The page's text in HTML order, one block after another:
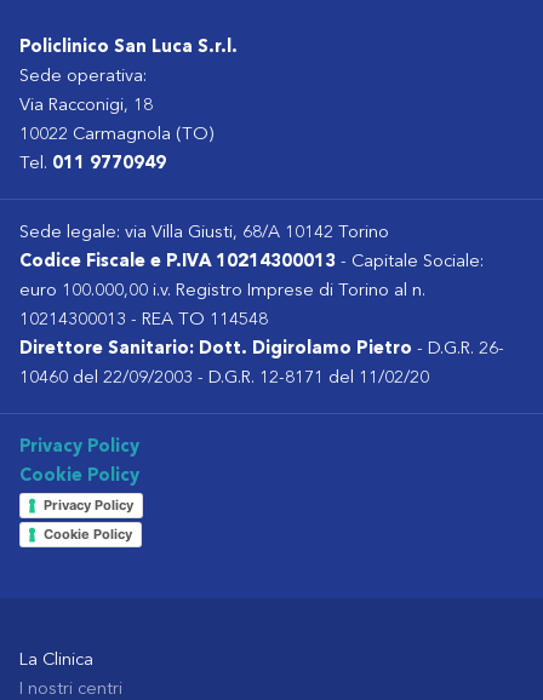
Policlinico San Luca S.r.l.
Sede operativa:
Via Racconigi, 18
10022 Carmagnola (TO)
Tel. 011 9770949
Sede legale: via Villa Giusti, 68/A 10142 Torino
Codice Fiscale e P.IVA 10214300013 - Capitale Sociale:
euro 100.000,00 i.v. Registro Imprese di Torino al n.
10214300013 - REA TO 114548
Direttore Sanitario: Dott. Digirolamo Pietro - D.G.R. 26-
10460 del 22/09/2003 - D.G.R. 12-8171 del 11/02/20
Privacy Policy
Cookie Policy
Privacy Policy
Cookie Policy
La Clinica
I nostri centri